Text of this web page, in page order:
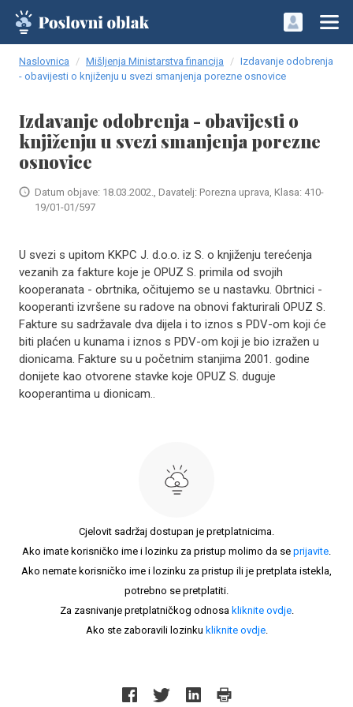
Naslovnica Mišljenja Ministarstva financija
Izdavanje odobrenja
- obavijesti o knjiženju u svezi smanjenja porezne osnovice
Izdavanje odobrenja - obavijesti o
knjiženju u svezi smanjenja porezne
osnovice
Datum objave: 18.03.2002., Davatelj: Porezna uprava, Klasa: 410-
19/01-01/597
U svezi s upitom KKPC J. d.o.o. iz S. o knjiženju terećenja
vezanih za fakture koje je OPUZ S. primila od svojih
kooperanata - obrtnika, očitujemo se u nastavku. Obrtnici -
kooperanti izvršene su radove na obnovi fakturirali OPUZ S.
Fakture su sadržavale dva dijela i to iznos s PDV-om koji će
biti plaćen u kunama i iznos s PDV-om koji je bio izražen u
dionicama. Fakture su u početnim stanjima 2001. godine
donijete kao otvorene stavke koje OPUZ S. duguje
kooperantima u dionicam..
Cjelovit sadržaj dostupan je pretplatnicima.
Ako imate korisničko ime i lozinku za pristup molimo da se prijavite.
Ako nemate korisničko ime i lozinku za pristup ili je pretplata istekla,
potrebno se pretplatiti.
Za zasnivanje pretplatničkog odnosa kliknite ovdje.
Ako ste zaboravili lozinku kliknite ovdje.